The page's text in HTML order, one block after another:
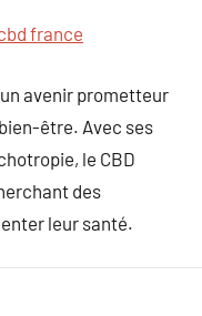
france
avenir prometteur
être. Avec ses
le CBD
des
leur santé.